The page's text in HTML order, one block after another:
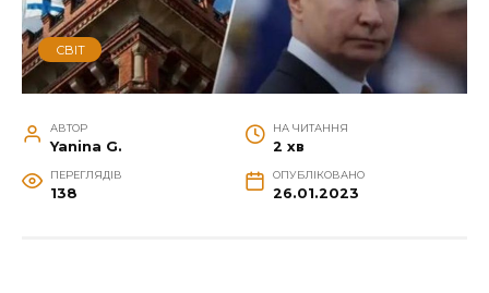
СВІТ
АВТОР
Yanina G.
НА ЧИТАННЯ
2 хв
ПЕРЕГЛЯДІВ
138
ОПУБЛІКОВАНО
26.01.2023